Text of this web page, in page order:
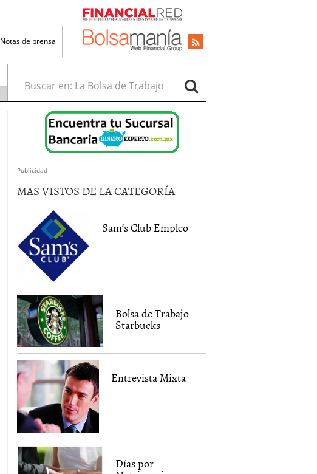
Notas de prensa
Buscar en:
Publicidad
MAS VISTOS DE LA CATEGORÍA
Sam’s Club Empleo
Bolsa de Trabajo
Starbucks
Entrevista Mixta
Días por